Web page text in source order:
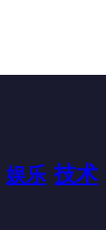
娱乐 技术